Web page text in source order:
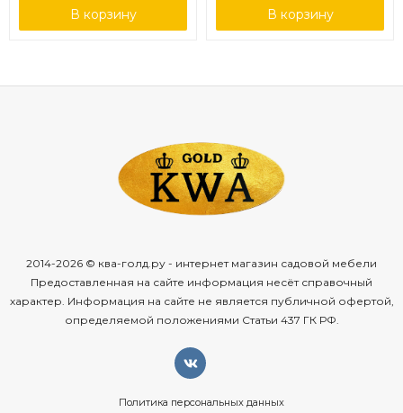
В корзину В корзину
2014-2026 © ква-голд.ру - интернет магазин садовой мебели
Предоставленная на сайте информация несёт справочный
характер. Информация на сайте не является публичной офертой,
определяемой положениями Статьи 437 ГК РФ.
Политика персональных данных